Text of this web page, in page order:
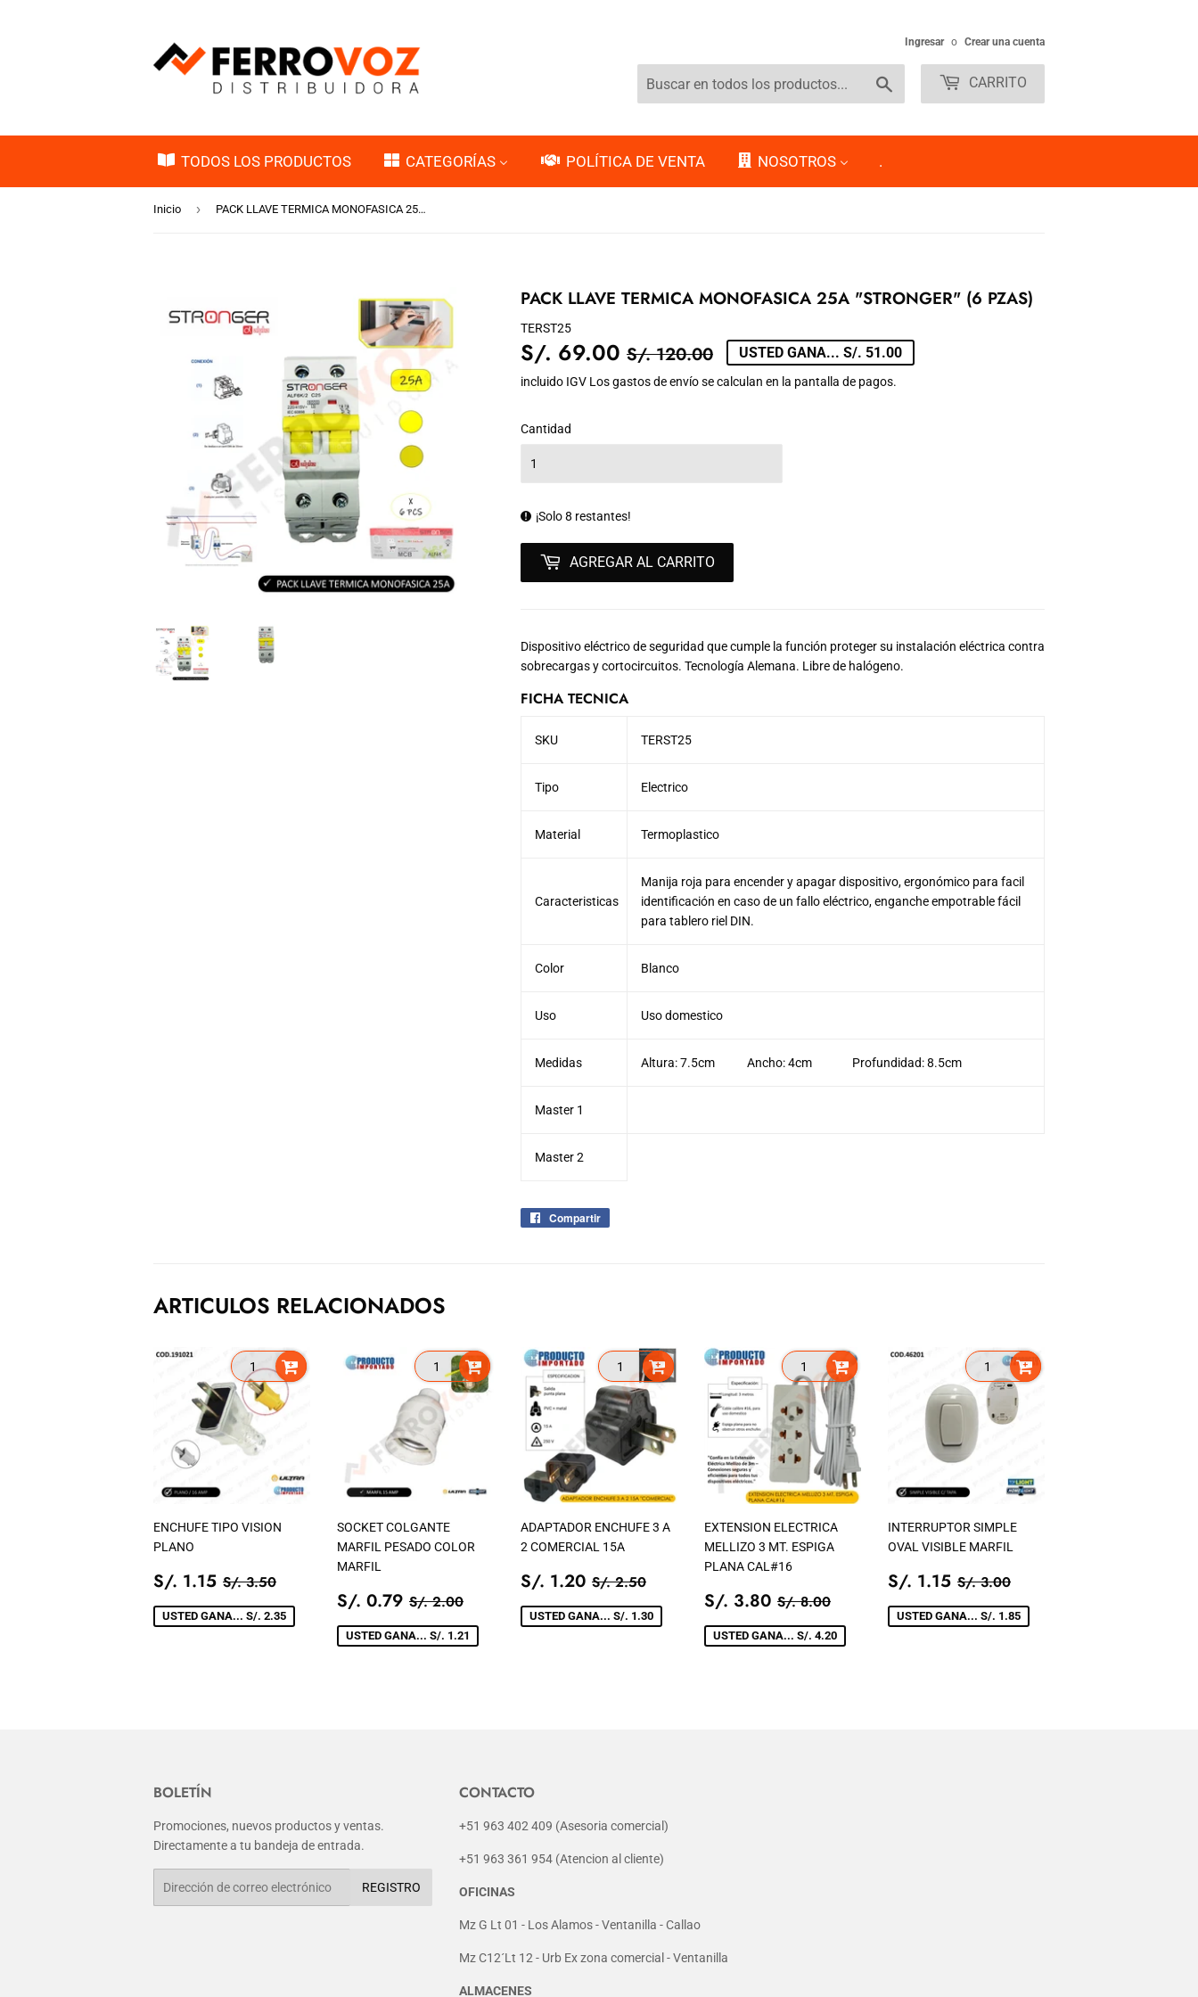
Ingresar o Crear una cuenta
CARRITO
TODOS LOS PRODUCTOS CATEGORÍAS POLÍTICA DE VENTA NOSOTROS .
Inicio › PACK LLAVE TERMICA MONOFASICA 25A "STRONGER" (6 PZAS)
PACK LLAVE TERMICA MONOFASICA 25A "STRONGER" (6 PZAS)
TERST25
S/. 69.00 S/. 120.00
PRECIO
TIENDA
S/.
120.00
PRECIO
DE
S/.
69.00
USTED GANA... S/. 51.00
incluido IGV Losgastos de envíose calculan en la pantalla de pagos.
Cantidad
¡Solo 8 restantes!
AGREGAR AL CARRITO
Dispositivo eléctrico de seguridad que cumple la función proteger su instalación eléctrica contra
sobrecargas y cortocircuitos. Tecnología Alemana. Libre de halógeno.
FICHA TECNICA
SKU TERST25
Tipo Electrico
Material Termoplastico
Caracteristicas
Manija roja para encender y apagar dispositivo, ergonómico para facil
identificación en caso de un fallo eléctrico, enganche empotrable fácil
para tablero riel DIN.
Color Blanco
Uso Uso domestico
Medidas Altura: 7.5cm Ancho: 4cm Profundidad: 8.5cm
Master 1
Master 2
Compartir
ARTICULOS RELACIONADOS
ENCHUFE TIPO VISION
PLANO
PRECIO
DE
VENTA
S/. 1.15 S/.
1.15
PRECIO TIENDA
S/. 3.50
USTED GANA... S/. 2.35
SOCKET COLGANTE
MARFIL PESADO COLOR
MARFIL
PRECIO
DE
VENTA
S/. 0.79 S/.
0.79
PRECIO TIENDA
S/. 2.00 S/. 2.00
USTED GANA... S/. 1.21
ADAPTADOR ENCHUFE 3 A
2 COMERCIAL 15A
PRECIO
DE
VENTA
S/. 1.20 S/.
1.20
PRECIO TIENDA
S/. 2.50
USTED GANA... S/. 1.30
EXTENSION ELECTRICA
MELLIZO 3 MT. ESPIGA
PLANA CAL#16
PRECIO
DE
VENTA
S/. 3.80 S/.
3.80
PRECIO TIENDA
S/. 8.00 S/. 8.00
USTED GANA... S/. 4.20
INTERRUPTOR SIMPLE
OVAL VISIBLE MARFIL
PRECIO
DE
VENTA
S/. 1.15 S/.
1.15
PRECIO TIENDA
S/. 3.00
USTED GANA... S/. 1.85
BOLETÍN
Promociones, nuevos productos y ventas.
Directamente a tu bandeja de entrada.
Correo
REGISTRO
CONTACTO
+51 963 402 409 (Asesoria comercial)
+51 963 361 954 (Atencion al cliente)
OFICINAS
Mz G Lt 01 - Los Alamos - Ventanilla - Callao
Mz C12´Lt 12 - Urb Ex zona comercial - Ventanilla
ALMACENES